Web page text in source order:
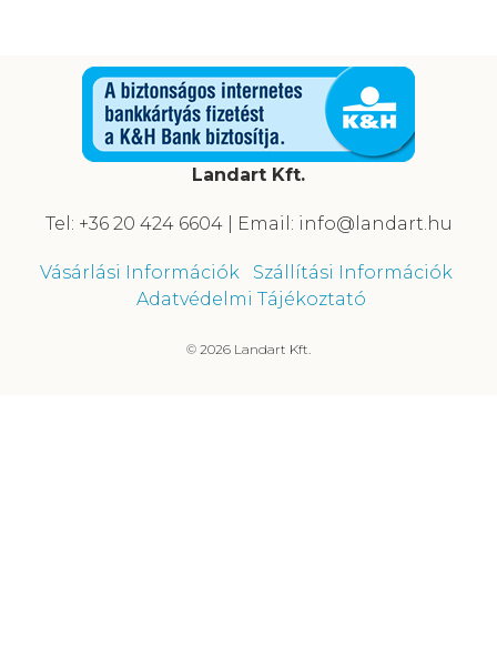
Landart Kft.
Tel: +36 20 424 6604 | Email: info@landart.hu
Vásárlási Információk
Szállítási Információk
Adatvédelmi Tájékoztató
© 2026 Landart Kft.